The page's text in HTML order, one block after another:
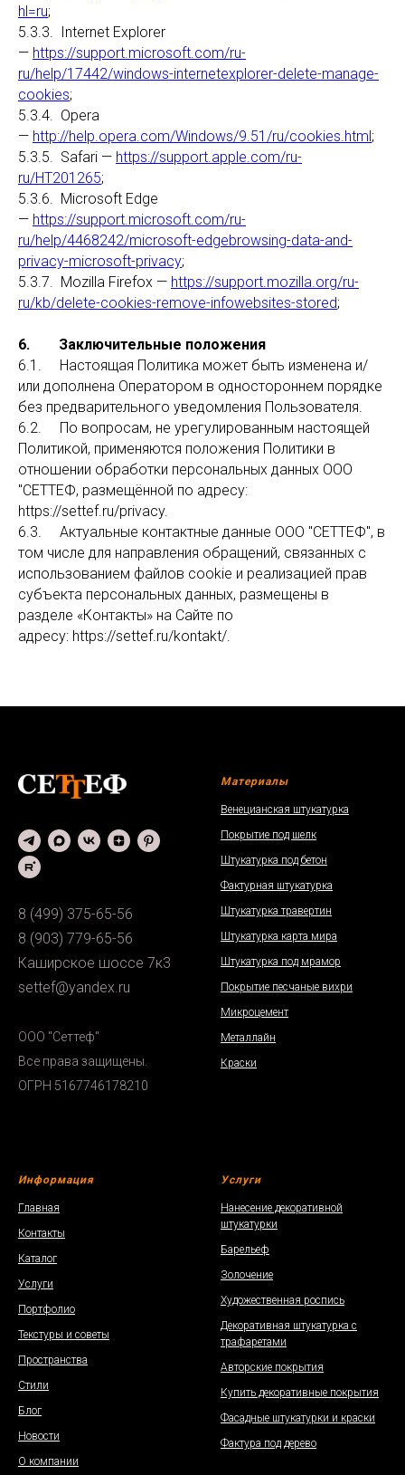
hl=ru;
5.3.3. Internet Explorer
— https://support.microsoft.com/ru-
ru/help/17442/windows-internetexplorer-delete-manage-
cookies;
5.3.4. Opera
— http://help.opera.com/Windows/9.51/ru/cookies.html;
5.3.5. Safari — https://support.apple.com/ru-
ru/HT201265;
5.3.6. Microsoft Edge
— https://support.microsoft.com/ru-
ru/help/4468242/microsoft-edgebrowsing-data-and-
privacy-microsoft-privacy;
5.3.7. Mozilla Firefox — https://support.mozilla.org/ru-
ru/kb/delete-cookies-remove-infowebsites-stored;
6. Заключительные положения
6.1. Настоящая Политика может быть изменена и/
или дополнена Оператором в одностороннем порядке
без предварительного уведомления Пользователя.
6.2. По вопросам, не урегулированным настоящей
Политикой, применяются положения Политики в
отношении обработки персональных данных ООО
"СЕТТЕФ, размещённой по адресу:
https://settef.ru/privacy.
6.3. Актуальные контактные данные ООО "СЕТТЕФ", в
том числе для направления обращений, связанных с
использованием файлов cookie и реализацией прав
субъекта персональных данных, размещены в
разделе «Контакты» на Сайте по
адресу: https://settef.ru/kontakt/.
8 (499) 375-65-56
8 (903) 779-65-56
Каширское шоссе 7к3
settef@yandex.ru
ООО "Сеттеф"
Все права защищены.
ОГРН 5167746178210
Материалы
Венецианская штукатурка
Покрытие под шелк
Штукатурка под бетон
Фактурная штукатурка
Штукатурка травертин
Штукатурка карта мира
Штукатурка под мрамор
Покрытие песчаные вихри
Микроцемент
Металлайн
Краски
Информация
Главная
Контакты
Каталог
Услуги
Портфолио
Текстуры и советы
Пространства
Стили
Блог
Новости
О компании
Услуги
Нанесение декоративной
штукатурки
Барельеф
Золочение
Художественная роспись
Декоративная штукатурка с
трафаретами
Авторские покрытия
Купить декоративные покрытия
Фасадные штукатурки и краски
Фактура под дерево